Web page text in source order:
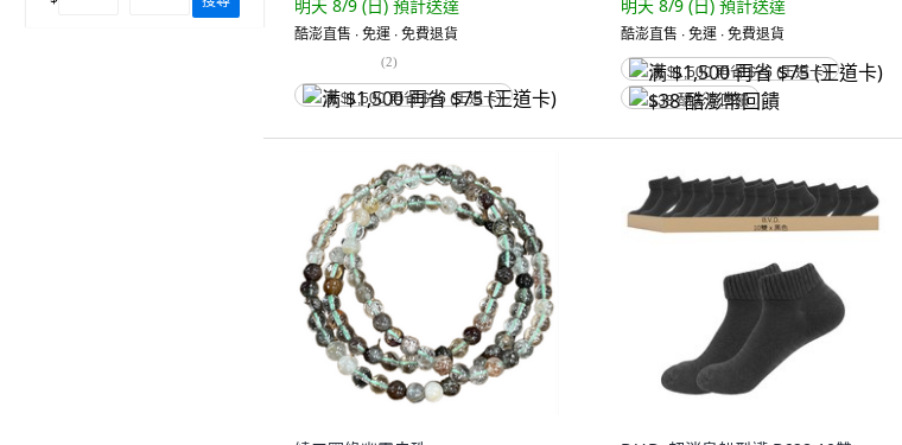
明天 8/9 (日) 預計送達
酷澎直售 ∙ 免運 ∙ 免費退貨
(2)
满 $1,500 再省 $75 (王道卡)
明天 8/9 (日) 預計送達
酷澎直售 ∙ 免運 ∙ 免費退貨
满 $1,500 再省 $75 (王道卡)
$38 酷澎幣回饋